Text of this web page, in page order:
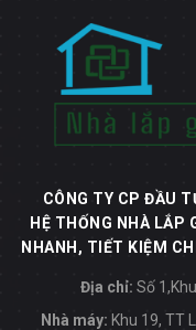
CÔNG TY CP ĐẦU
HỆ THỐNG NHÀ LẮP
NHANH, TIẾT KIỆM
Địa chỉ: Số
Nhà máy: Khu 19, TT